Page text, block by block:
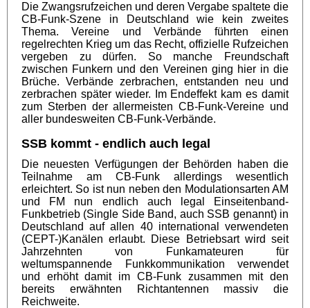
Die Zwangsrufzeichen und deren Vergabe spaltete die
CB-Funk-Szene in Deutschland wie kein zweites
Thema. Vereine und Verbände führten einen
regelrechten Krieg um das Recht, offizielle Rufzeichen
vergeben zu dürfen. So manche Freundschaft
zwischen Funkern und den Vereinen ging hier in die
Brüche. Verbände zerbrachen, entstanden neu und
zerbrachen später wieder. Im Endeffekt kam es damit
zum Sterben der allermeisten CB-Funk-Vereine und
aller bundesweiten CB-Funk-Verbände.
SSB kommt - endlich auch legal
Die neuesten Verfügungen der Behörden haben die
Teilnahme am CB-Funk allerdings wesentlich
erleichtert. So ist nun neben den Modulationsarten AM
und FM nun endlich auch legal Einseitenband-
Funkbetrieb (Single Side Band, auch SSB genannt) in
Deutschland auf allen 40 international verwendeten
(CEPT-)Kanälen erlaubt. Diese Betriebsart wird seit
Jahrzehnten von Funkamateuren für
weltumspannende Funkkommunikation verwendet
und erhöht damit im CB-Funk zusammen mit den
bereits erwähnten Richtantennen massiv die
Reichweite.